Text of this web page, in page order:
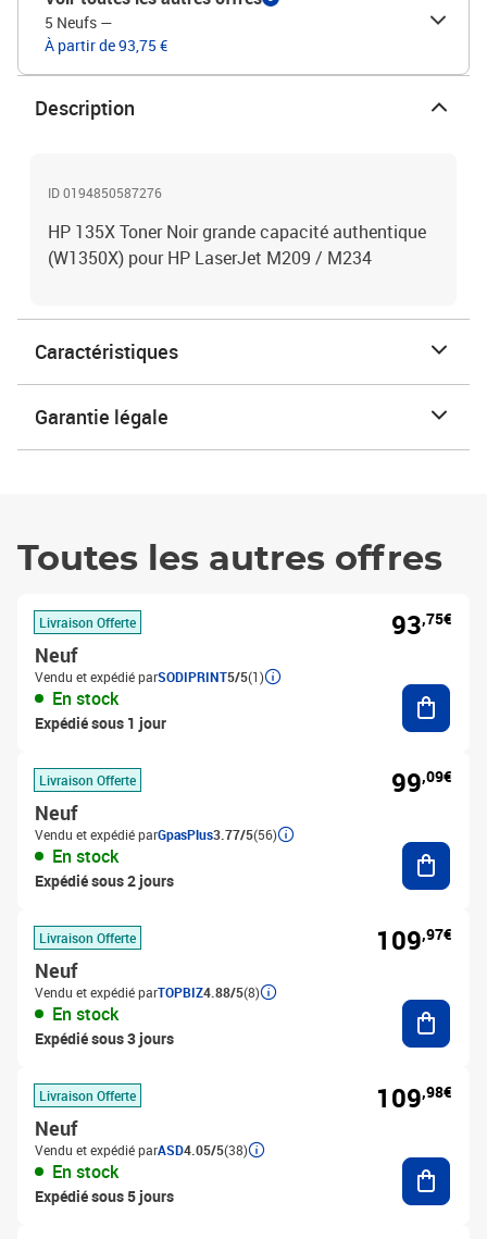
5 Neufs —
À partir de 93,75 €
Description
ID 0194850587276
HP 135X Toner Noir grande capacité authentique
(W1350X) pour HP LaserJet M209 / M234
Caractéristiques
Garantie légale
Toutes les autres offres
Livraison Offerte
Neuf
Vendu et expédié parSODIPRINT5/5(1)
En stock
Expédié sous 1 jour
93,75€
Livraison Offerte
Neuf
Vendu et expédié parGpasPlus3.77/5(56)
En stock
Expédié sous 2 jours
99,09€
Livraison Offerte
Neuf
Vendu et expédié parTOPBIZ4.88/5(8)
En stock
Expédié sous 3 jours
109,97€
Livraison Offerte
Neuf
Vendu et expédié parASD4.05/5(38)
En stock
Expédié sous 5 jours
109,98€